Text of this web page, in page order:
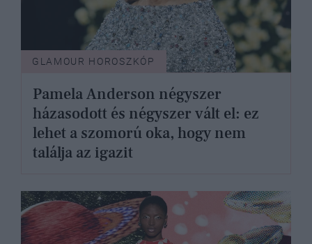
GLAMOUR HOROSZKÓP
Pamela Anderson négyszer
házasodott és négyszer vált el: ez
lehet a szomorú oka, hogy nem
találja az igazit